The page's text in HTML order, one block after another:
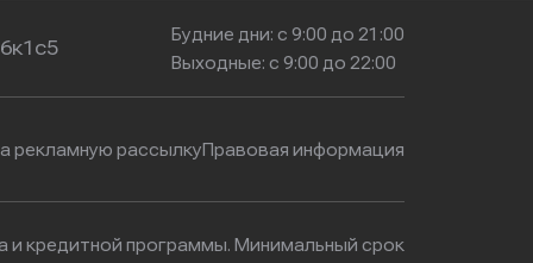
Будние дни: с 9:00 до 21:00
Выходные: с 9:00 до 22:00
рекламную рассылкуПравовая информация
и кредитной программы. Минимальный срок